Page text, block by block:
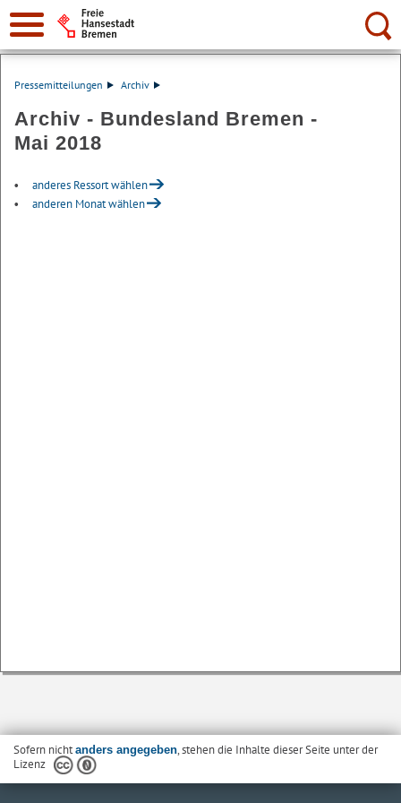
Suche:
Pressemitteilungen Archiv
Archiv - Bundesland Bremen -
Mai 2018
anderes Ressort wählen
anderen Monat wählen
Sofern nichtanders angegeben, stehen die Inhalte dieser Seite unter der
Lizenz